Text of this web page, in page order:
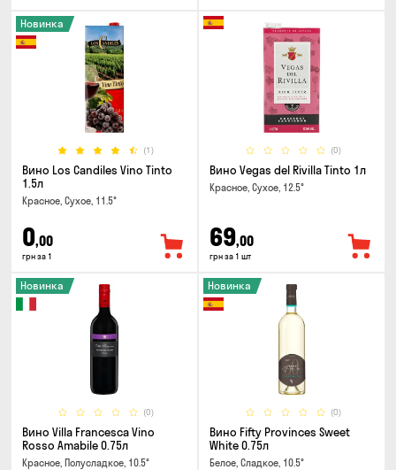
(1)
Новинка
Вино Los Candiles Vino Tinto
1.5л
Красное, Сухое, 11.5°
0,00
грн за 1
(0)
Вино Vegas del Rivilla Tinto 1л
Красное, Сухое, 12.5°
69,00
грн за 1 шт
(0)
Новинка
Вино Villa Francesca Vino
Rosso Amabile 0.75л
Красное, Полусладкое, 10.5°
(0)
Новинка
Вино Fifty Provinces Sweet
White 0.75л
Белое, Сладкое, 10.5°